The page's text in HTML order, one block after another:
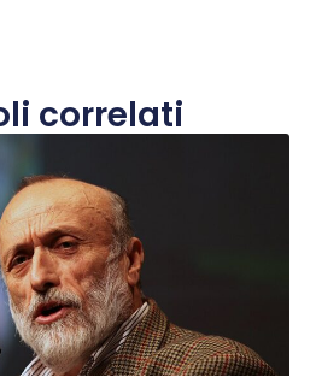
correlati